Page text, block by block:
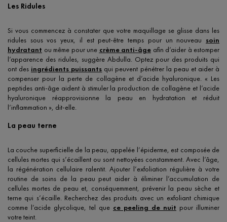
Les Ridules
Si vous commencez à constater que votre maquillage se glisse dans les
ridules sous vos yeux, il est peut-être temps pour un nouveau soin
hydratant ou même pour une crème anti-âge afin d’aider à estomper
l’apparence des ridules, suggère Abdulla. Optez pour des produits qui
ont des ingrédients puissants qui peuvent pénétrer la peau et aider à
compenser pour la perte de collagène et d’acide hyaluronique. « Les
peptides anti-âge aident à stimuler la production de collagène et l’acide
hyaluronique réapprovisionne la peau en hydratation et réduit
l’inflammation », dit-elle.
La peau terne
La couche superficielle de la peau, appelée l’épiderme, est composée de
cellules mortes qui s’écaillent ou sont nettoyées constamment. Avec l’âge,
la régénération cellulaire ralentit. Ajouter l’exfoliation régulière à votre
routine de soins de la peau peut aider à éliminer l’accumulation de
cellules mortes de peau et, conséquemment, prévenir la peau sèche et
terne qui s’écaille. Recherchez des produits avec un exfoliant chimique
comme l’acide glycolique, tel que ce peeling de nuit pour illuminer
votre teint.